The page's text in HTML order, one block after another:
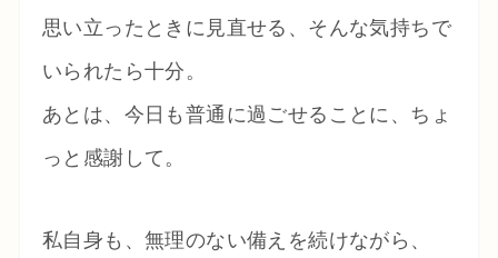
思い立ったときに見直せる、そんな気持ちで
いられたら十分。
あとは、今日も普通に過ごせることに、ちょ
っと感謝して。
私自身も、無理のない備えを続けながら、